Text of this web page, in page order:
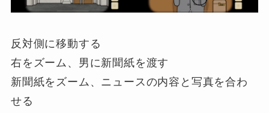
反対側に移動する
右をズーム、男に新聞紙を渡す
新聞紙をズーム、ニュースの内容と写真を合わ
せる